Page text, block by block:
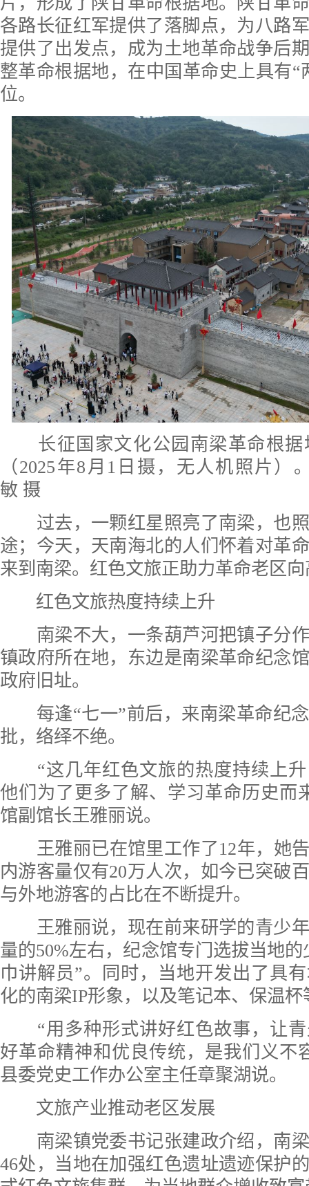
各路长征红军提供了落脚点，为八路
提供了出发点，成为土地革命战争后
整革命根据地，在中国革命史上具有“
位。
长征国家文化公园南梁革命根
（2025年8月1日摄，无人机照片）
敏 摄
过去，一颗红星照亮了南梁，也照
途；今天，天南海北的人们怀着对革
来到南梁。红色文旅正助力革命老区
红色文旅热度持续上升
南梁不大，一条葫芦河把镇子分作
镇政府所在地，东边是南梁革命纪念
政府旧址。
每逢“七一”前后，来南梁革命纪念
批，络绎不绝。
“这几年红色文旅的热度持续上升
他们为了更多了解、学习革命历史而
馆副馆长王雅丽说。
王雅丽已在馆里工作了12年，她告
内游客量仅有20万人次，如今已突破
与外地游客的占比在不断提升。
王雅丽说，现在前来研学的青少年
量的50%左右，纪念馆专门选拔当地
巾讲解员”。同时，当地开发出了具
化的南梁IP形象，以及笔记本、保温
“用多种形式讲好红色故事，让青
好革命精神和优良传统，是我们义不
县委党史工作办公室主任章聚湖说。
文旅产业推动老区发展
南梁镇党委书记张建政介绍，南梁
46处，当地在加强红色遗址遗迹保护